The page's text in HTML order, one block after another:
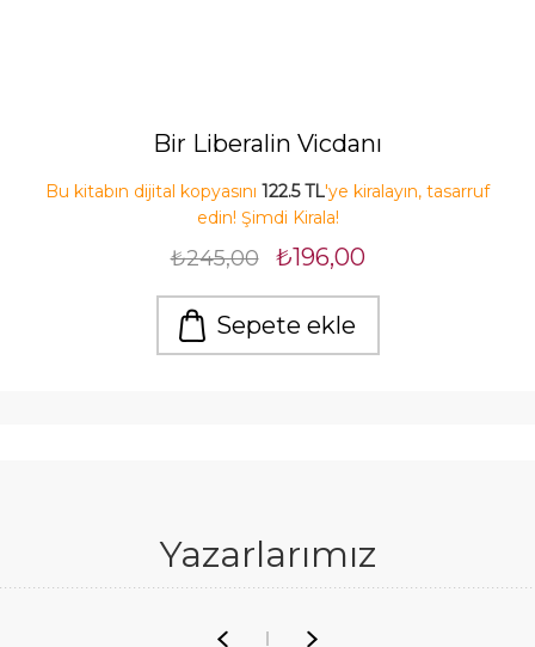
Bir Liberalin Vicdanı
Bu kitabın dijital kopyasını 122.5 TL'ye kiralayın, tasarruf
edin! Şimdi Kirala!
₺245,00 ₺196,00
Sepete ekle
Yazarlarımız